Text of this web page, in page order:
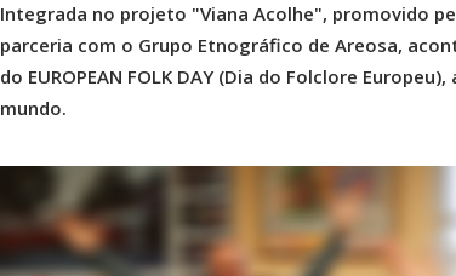
Integrada no projeto "Viana Acolhe", promovido
parceria com o Grupo Etnográfico de Areosa,
do EUROPEAN FOLK DAY (Dia do Folclore
mundo.